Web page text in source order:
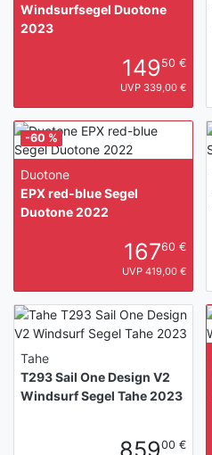
Windsurfsegel Duotone
2023
149 50 €
UVP 339,00 €
Duotone
EPX red-blue Segel
Duotone 2022
16760 €
UVP 419,00 €
-60 %
Tahe
T293 Sail One Design V2
Windsurf Segel Tahe 2023
85900 €